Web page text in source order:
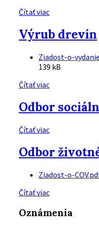
Čítať viac
Výrub drevín
PrílohyZiadost-o-
139 kB
Čítať viac
Odbor
Čítať viac
Odbor
PrílohyZiadost-o-
Čítať viac
Oznámenia